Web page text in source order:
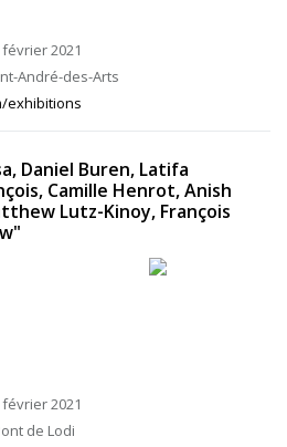
2021
André-des-Arts
exhibitions
Daniel Buren, Latifa
Camille Henrot, Anish
Lutz-Kinoy, François
2021
de Lodi